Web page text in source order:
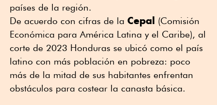
países de la región.
De acuerdo con cifras de la Cepal (Comisión
Económica para América Latina y el Caribe), al
corte de 2023 Honduras se ubicó como el país
latino con más población en pobreza: poco
más de la mitad de sus habitantes enfrentan
obstáculos para costear la canasta básica.